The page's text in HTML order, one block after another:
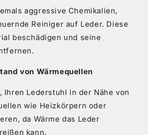
aggressive Chemikalien,
Reiniger auf Leder. Diese
beschädigen und seine
von Wärmequellen
Ihren Lederstuhl in der Nähe von
wie Heizkörpern oder
da Wärme das Leder
kann.